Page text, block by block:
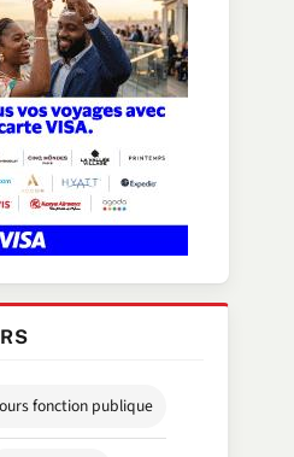
fonction publique